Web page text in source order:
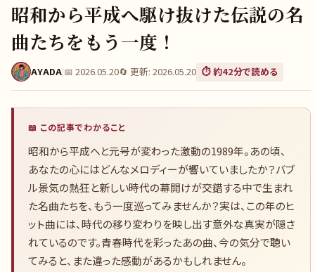
昭和から平成へ駆け抜けた伝説の名
曲たちをもう一度！
AYADA|📅 2026.05.20🔄 更新: 2026.05.20 ⏱️ 約42分で読める
📖 この記事でわかること
昭和から平成へと元号が変わった激動の1989年。あの頃、
あなたの心にはどんなメロディーが響いていましたか？バブ
ル景気の熱狂と新しい時代の幕開けが交錯する中で生まれ
た名曲たちを、もう一度巡ってみませんか？実は、この年のヒ
ット曲には、時代の移り変わりを映し出す意外な真実が隠さ
れているのです。青春時代を彩ったあの曲、今の気分で聴い
てみると、また違った感動があるかもしれません。